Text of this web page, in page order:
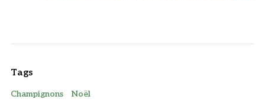
Tags
Champignons Noël